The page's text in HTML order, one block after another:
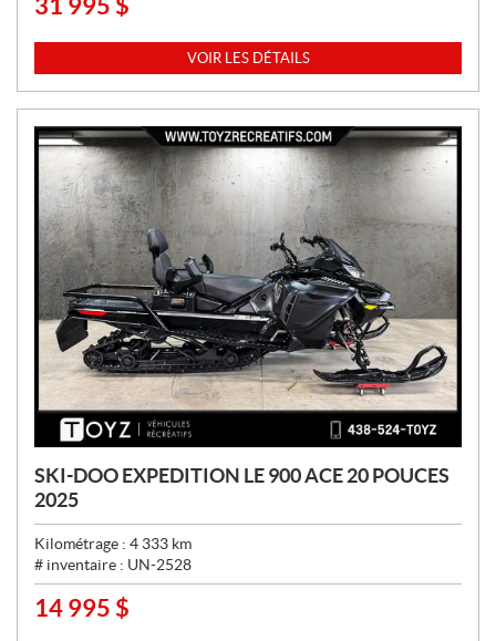
P
X
:
VOIR LES DÉTAILS
SKI-DOO EXPEDITION LE 900 ACE 20 POUCES
2025
Kilométrage : 4 333 km
# inventaire : UN-2528
P
14 995 $